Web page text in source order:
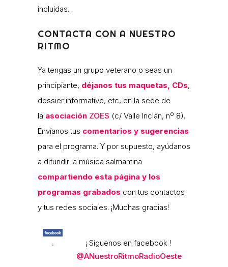
incluidas. .
CONTACTA CON A NUESTRO
RITMO
Ya tengas un grupo veterano o seas un
principiante, déjanos tus maquetas, CDs,
dossier informativo, etc, en la sede de
la asociación ZOES (c/ Valle Inclán, nº 8).
Envíanos tus comentarios y sugerencias
para el programa. Y por supuesto, ayúdanos
a difundir la música salmantina
compartiendo esta página y los
programas grabados con tus contactos
y tus redes sociales. ¡Muchas gracias!
.
¡ Síguenos en facebook !
@ANuestroRitmoRadioOeste